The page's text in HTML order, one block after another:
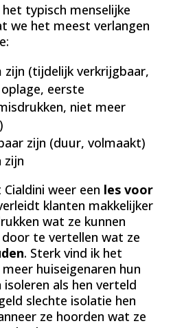
het typisch menselijke
we het meest verlangen
zijn (tijdelijk verkrijgbaar,
eerste
niet meer
zijn (duur, volmaakt)
zijn
weer een les voor
klanten makkelijker
wat ze kunnen
door te vertellen wat ze
. Sterk vind ik het
huiseigenaren hun
als hen verteld
slechte isolatie hen
ze hoorden wat ze